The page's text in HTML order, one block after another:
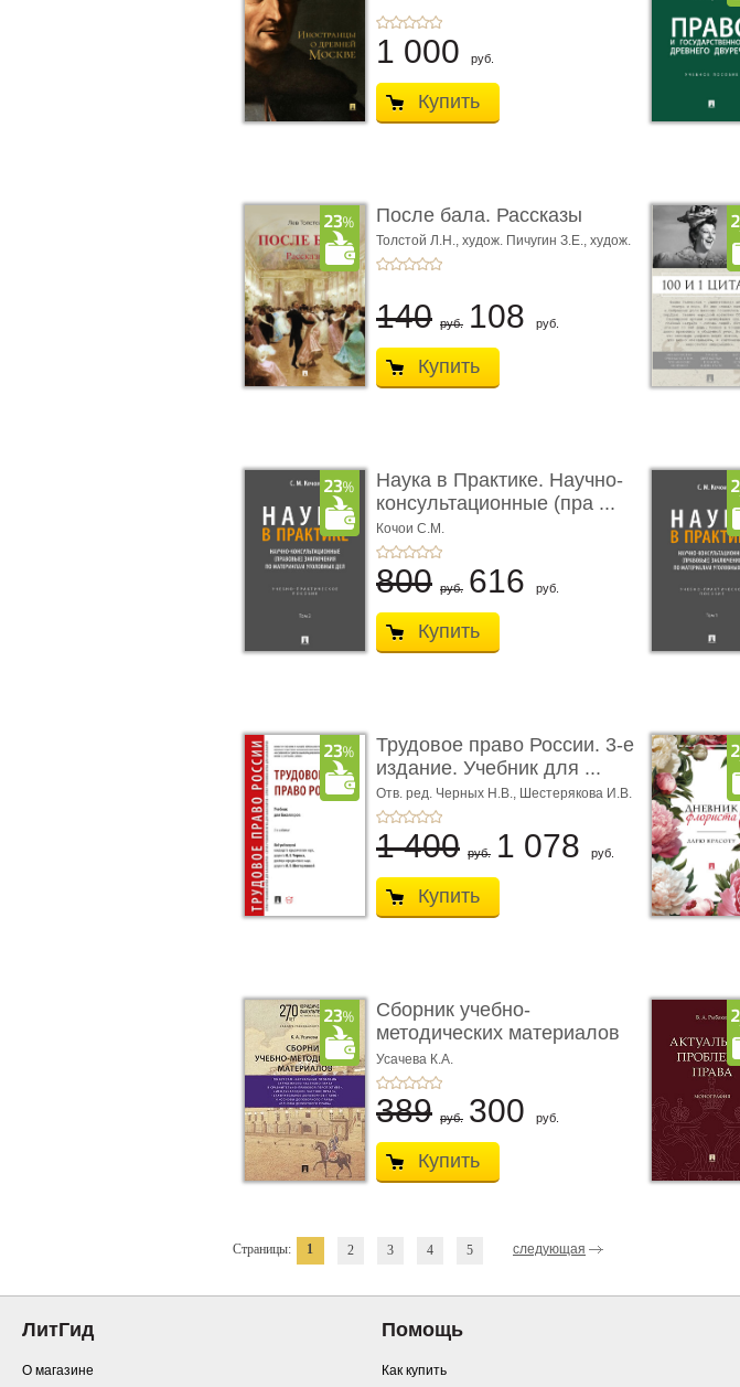
1 000 руб.
Купить
После бала. Рассказы
Толстой Л.Н., худож. Пичугин З.Е., худож.
Лебедев А.И.,
140 руб. 108 руб.
Купить
Наука в Практике. Научно-
консультационные (пра ...
Кочои С.М.
800 руб. 616 руб.
Купить
Трудовое право России. 3-е
издание. Учебник для ...
Отв. ред. Черных Н.В., Шестерякова И.В.
1 400 руб. 1 078 руб.
Купить
Сборник учебно-
методических материалов
по кур ...
Усачева К.А.
389 руб. 300 руб.
Купить
Страницы: 1 2 3 4 5 следующая
ЛитГид
О магазине
Помощь
Как купить